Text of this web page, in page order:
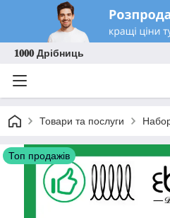
𝟏𝟎𝟎𝟎 Дрібниць
Товари та послуги
Топ продажів